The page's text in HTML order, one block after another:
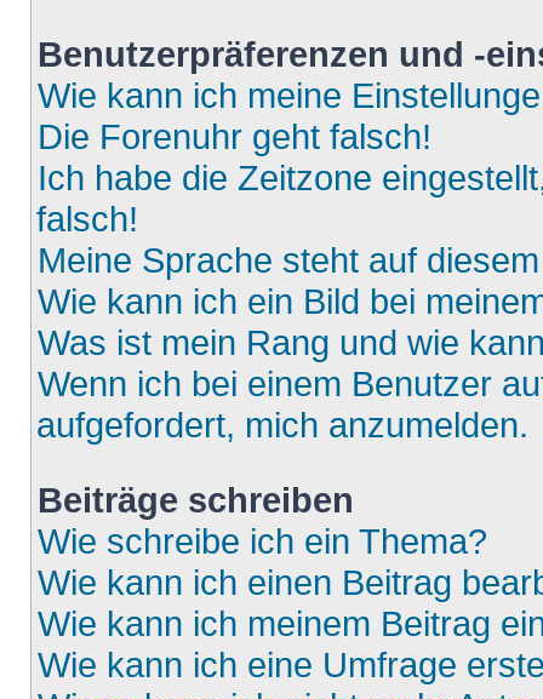
Benutzerpräferenzen und -
Wie kann ich meine
Die Forenuhr geht falsch!
Ich habe die Zeitzone
falsch!
Meine Sprache steht auf
Wie kann ich ein Bild bei
Was ist mein Rang und wie
Wenn ich bei einem Benutzer
aufgefordert, mich anzumelden.
Beiträge schreiben
Wie schreibe ich ein Thema?
Wie kann ich einen Beitrag
Wie kann ich meinem Beitrag
Wie kann ich eine Umfrage